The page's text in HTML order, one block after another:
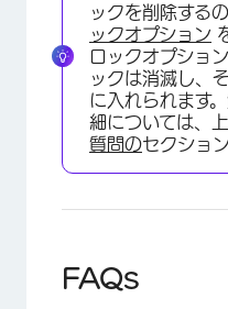
ックを削除する
ックオプション
ロックオプショ
ックは消滅し、
に入れられます
細については、
質問のセクショ
FAQs